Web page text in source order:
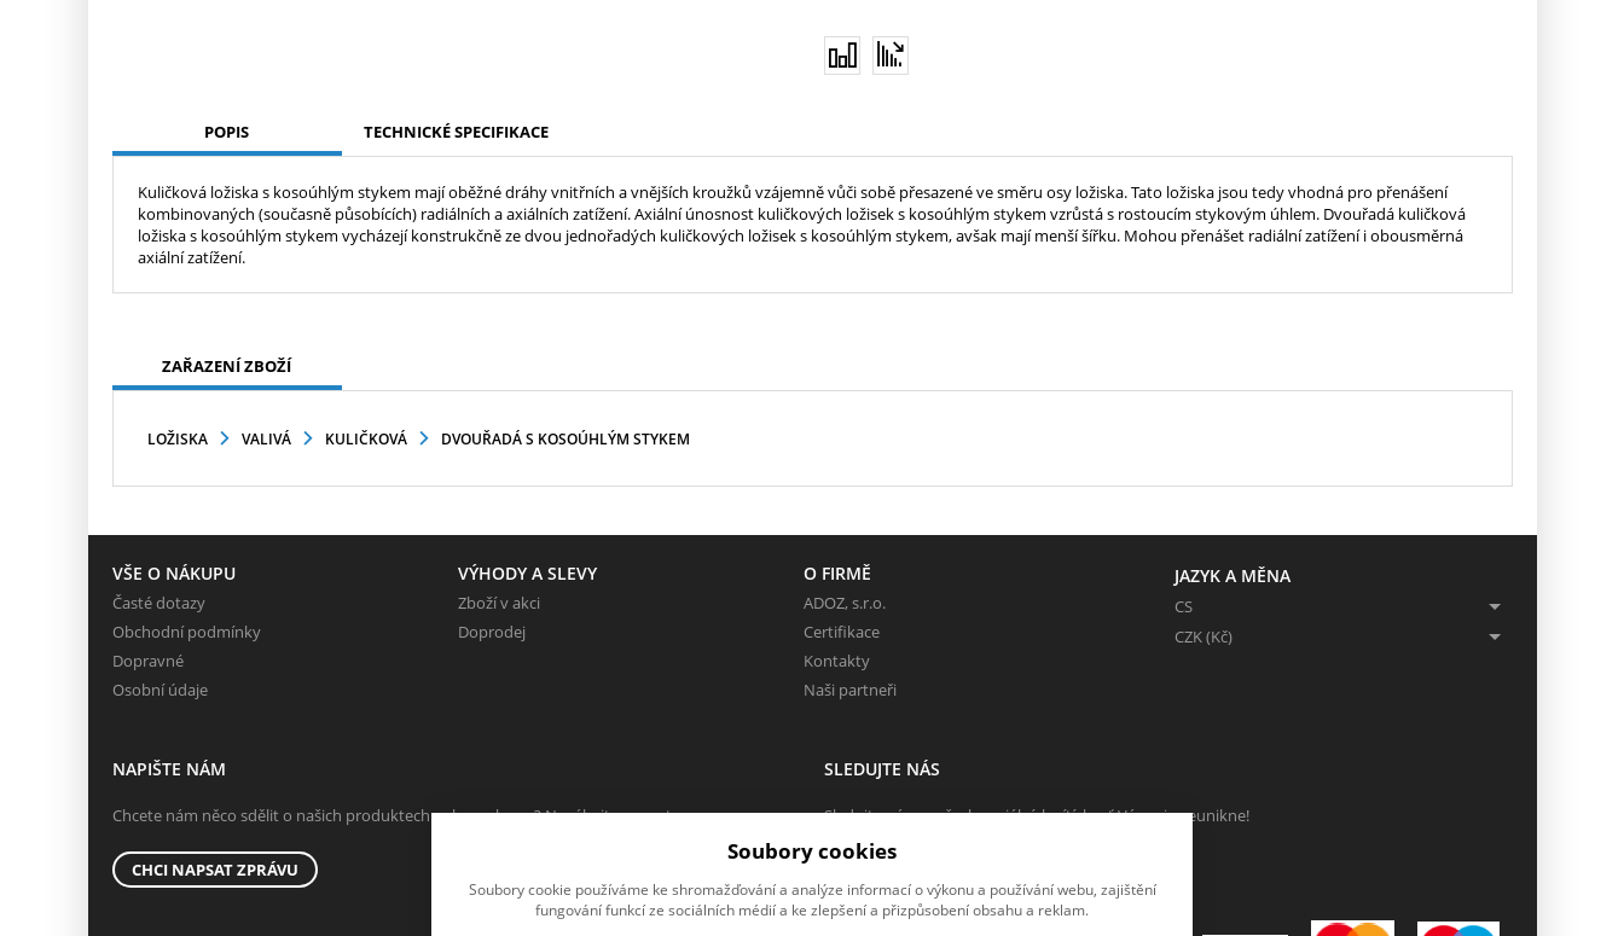
POPIS TECHNICKÉ SPECIFIKACE
Kuličková ložiska s kosoúhlým stykem mají oběžné dráhy vnitřních a vnějších kroužků vzájemně vůči sobě přesazené ve směru osy ložiska. Tato ložiska jsou tedy vhodná pro přenášení
kombinovaných (současně působících) radiálních a axiálních zatížení. Axiální únosnost kuličkových ložisek s kosoúhlým stykem vzrůstá s rostoucím stykovým úhlem. Dvouřadá kuličková
ložiska s kosoúhlým stykem vycházejí konstrukčně ze dvou jednořadých kuličkových ložisek s kosoúhlým stykem, avšak mají menší šířku. Mohou přenášet radiální zatížení i obousměrná
axiální zatížení.
ZAŘAZENÍ ZBOŽÍ
LOŽISKA VALIVÁ KULIČKOVÁ DVOUŘADÁ S KOSOÚHLÝM STYKEM
VŠE O NÁKUPU
Časté dotazy
Obchodní podmínky
Dopravné
Osobní údaje
VÝHODY A SLEVY
Zboží v akci
Doprodej
O FIRMĚ
ADOZ, s.r.o.
Certifikace
Kontakty
Naši partneři
JAZYK A MĚNA
CS
CZK (Kč)
NAPIŠTE NÁM
Chcete nám něco sdělit o našich produktech nebo e-shopu? Neváhejte napsat.
CHCI NAPSAT ZPRÁVU
SLEDUJTE NÁS
Sledujte nás na všech sociálních sítích, ať Vám nic neunikne!
Soubory cookies
Soubory cookie používáme ke shromažďování a analýze informací o výkonu a používání webu, zajištění
fungování funkcí ze sociálních médií a ke zlepšení a přizpůsobení obsahu a reklam.